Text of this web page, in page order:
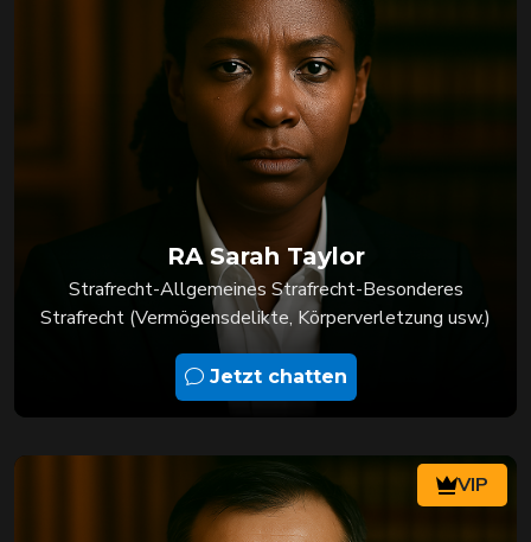
RA Sarah Taylor
Strafrecht-Allgemeines Strafrecht-Besonderes
Strafrecht (Vermögensdelikte, Körperverletzung usw.)
Jetzt chatten
VIP